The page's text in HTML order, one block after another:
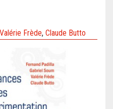
Valérie Frède, Claude Butto